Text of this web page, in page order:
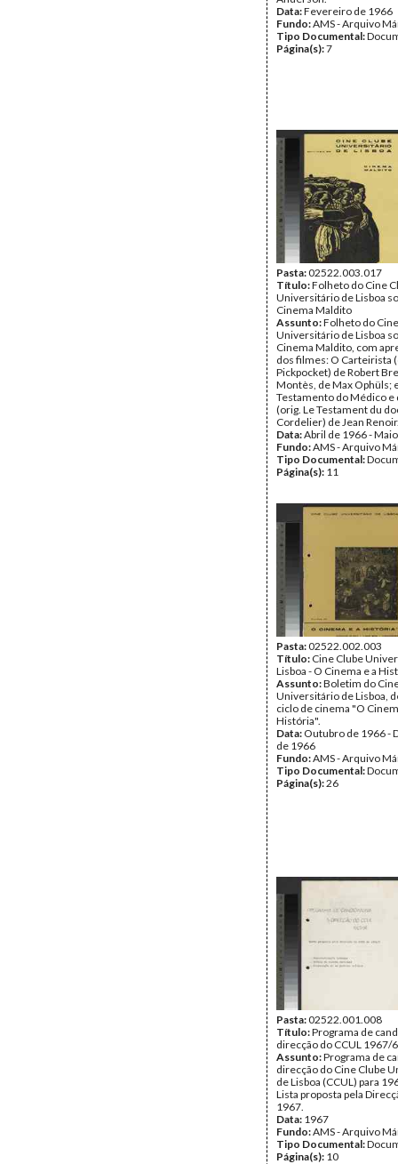
Data:Fevereiro de 1966
Fundo:AMS - Arquivo
Tipo Documental:
Página(s):7
Pasta:02522.003.017
Título:Folheto do Cine
Universitário de Lisboa
Cinema Maldito
Assunto:Folheto do
Universitário de Lisboa
Cinema Maldito, com
dos filmes: O Carteirista
Pickpocket) de Robert
Montès, de Max Ophüls;
Testamento do Médico
(orig. Le Testament du
Cordelier) de Jean
Data:Abril de 1966 -
Fundo:AMS - Arquivo
Tipo Documental:
Página(s): 11
Pasta:02522.002.003
Título: Cine Clube
Lisboa - O Cinema e a
Assunto:Boletim do
Universitário de Lisboa,
ciclo de cinema "O
História".
Data: Outubro de 1966 -
de 1966
Fundo:AMS - Arquivo
Tipo Documental:
Página(s):26
Pasta:02522.001.008
Título:Programa de
direcção do CCUL 1967/
Assunto:Programa de
direcção do Cine Clube
de Lisboa (CCUL) para
Lista proposta pela
1967.
Data: 1967
Fundo:AMS - Arquivo
Tipo Documental:
Página(s): 10